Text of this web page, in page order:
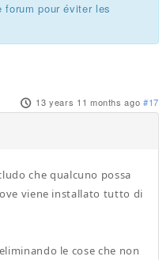
pour éviter les
13 years 11 months ago #17
che qualcuno possa
viene installato tutto di
le cose che non